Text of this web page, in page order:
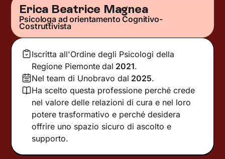
Erica Beatrice Magnea
Psicologa ad orientamento Cognitivo-
Costruttivista
Iscritta all'Ordine degli Psicologi della
Regione Piemonte dal 2021.
Nel team di Unobravo dal 2025.
Ha scelto questa professione perché crede
nel valore delle relazioni di cura e nel loro
potere trasformativo e perché desidera
offrire uno spazio sicuro di ascolto e
supporto.